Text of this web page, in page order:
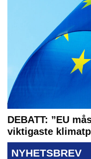
DEBATT: ”EU
viktigaste
NYHETSBREV